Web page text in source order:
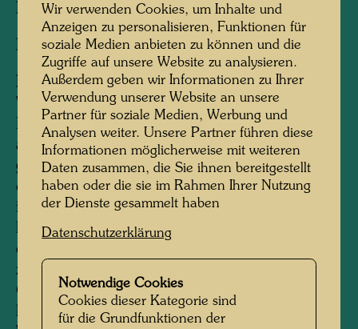
Bauträger:Wolfgang Wachendorff, Bad Soden
Bauplanung:Architekt DI Peter Pelikan, Wien
Information:
Wolfgang Wachendorff hatte den Ehrgeiz, in
Bad Soden, wo schon viele Bauherren vor ihm
an den Vorschriften des Denkmalschutzes
gescheitert waren, ein Hundertwasser-Haus zu
errichten. Hundertwassers Architektur schien
ihm ideal für eine Bebauung, die sich
harmonisch in die Umgebung und in die Natur
einfügen sollte.
zwischen dem Wilhelmspark und dem
Quellenpark wurde die von Hundertwasser
konzipierte und von Peter Pelikan geplante
Wir verwenden Cookies, um Inhalte und
Anzeigen zu personalisieren, Funktionen für
soziale Medien anbieten zu können und die
Zugriffe auf unsere Website zu analysieren.
Außerdem geben wir Informationen zu Ihrer
Verwendung unserer Website an unsere
Partner für soziale Medien, Werbung und
Analysen weiter. Unsere Partner führen diese
Informationen möglicherweise mit weiteren
Daten zusammen, die Sie ihnen bereitgestellt
haben oder die sie im Rahmen Ihrer Nutzung
der Dienste gesammelt haben
Datenschutzerklärung
Notwendige Cookies
Cookies dieser Kategorie sind
für die Grundfunktionen der